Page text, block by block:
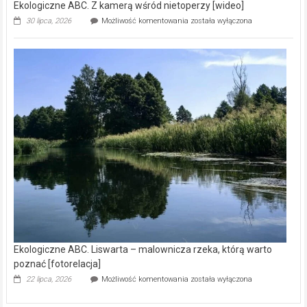
Ekologiczne ABC. Z kamerą wśród nietoperzy [wideo]
30 lipca, 2026 Możliwość komentowania Ekologiczne
kamerą
wśród
została wyłączona
Ekologiczne ABC. Liswarta – malownicza rzeka, którą warto
poznać [fotorelacja]
22 lipca, 2026 Możliwość komentowania Ekologiczne
została wyłączona